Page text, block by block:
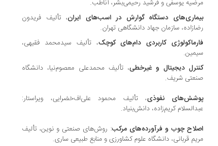
یوسفی و فرشید رحیمی‌بشر، آناطب.
دستگاه گوارش در اسب‌های ایران، تألیف فریدون
سازمان جهاد دانشگاهی تهران.
کاربردی دام‌های کوچک ، تألیف سیدمحمد فقیهی،
دیجیتال و غیرخطی، تألیف محمدعلی معصوم‌نیا، دانشگاه
شریف.
نفوذی
، تألیف محمود علی‌اف‌خضرایی، ویراستار:
کریم‌زاده، دانش‌بنیاد.
چوب و فرآورده‌های مرکب: روش‌های صنعتی و نوین، تألیف
قربانی، دانشگاه علوم کشاورزی و منابع طبیعی ساری.